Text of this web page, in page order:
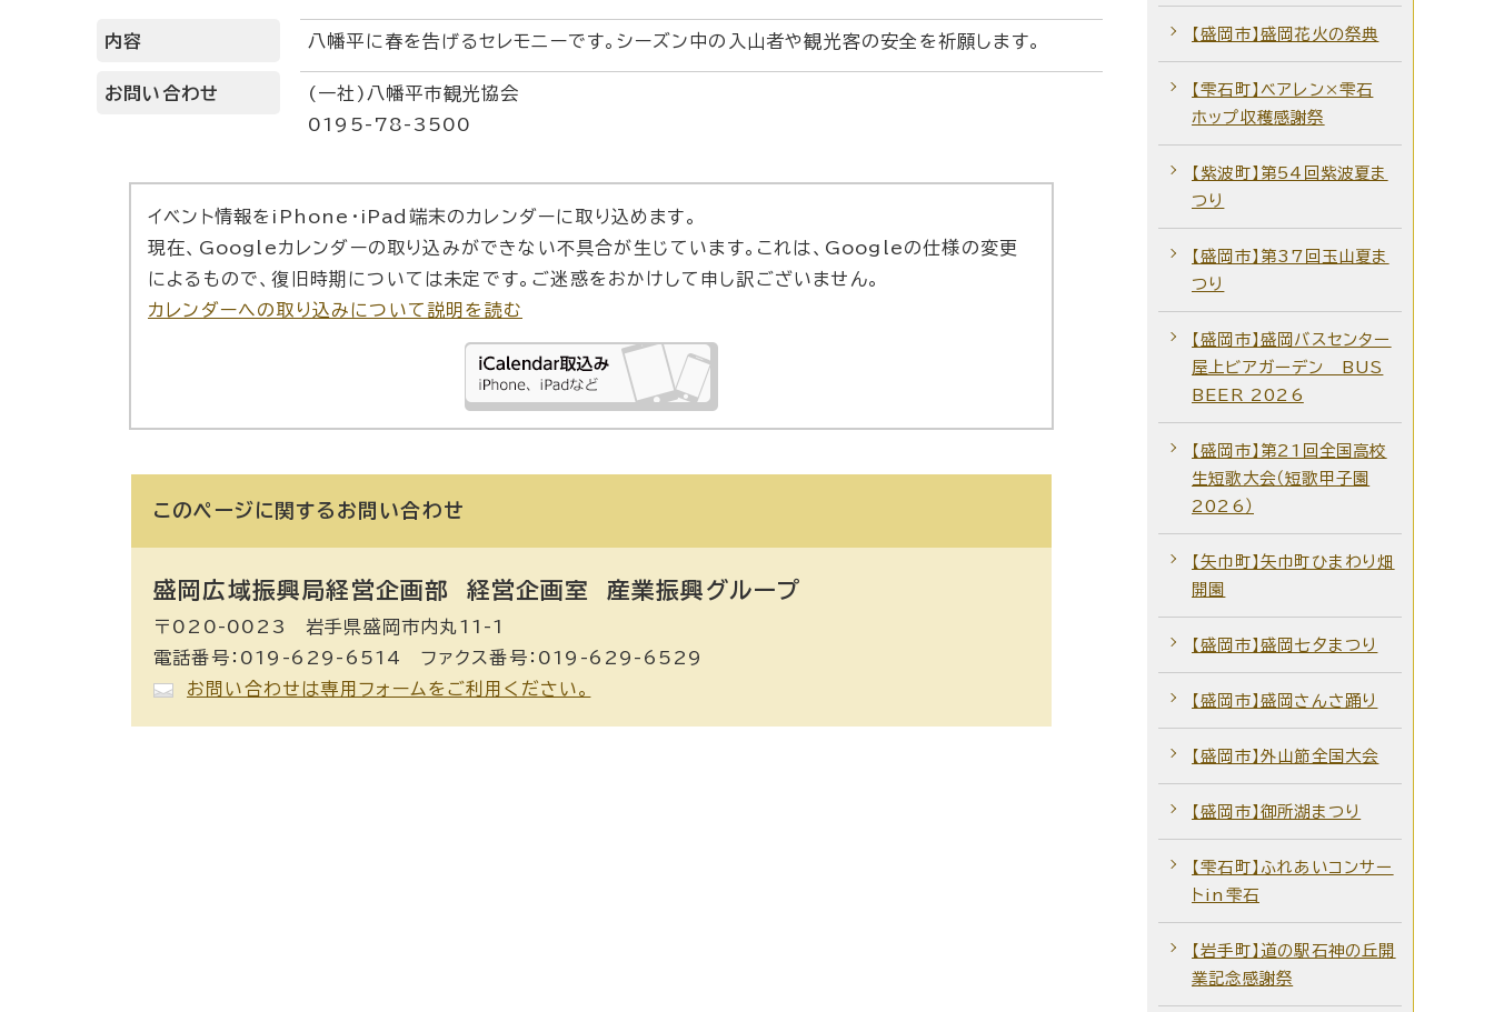
内容 八幡平に春を告げるセレモニーです。シーズン中の入山者や観光客の安全を祈願します。
お問い合わせ
(一社)八幡平市観光協会
0195-78-3500
イベント情報をiPhone・iPad端末のカレンダーに取り込めます。
現在、Googleカレンダーの取り込みができない不具合が生じています。これは、Googleの仕様の変更
によるもので、復旧時期については未定です。ご迷惑をおかけして申し訳ございません。
カレンダーへの取り込みについて説明を読む
このページに関する お問い合わせ
盛岡広域振興局経営企画部 経営企画室 産業振興グループ
〒020-0023 岩手県盛岡市内丸11-1
電話番号：019-629-6514 ファクス番号：019-629-6529
お問い合わせは専用フォームをご利用ください。
【盛岡市】盛岡花火の祭典
【雫石町】ベアレン×雫石
ホップ収穫感謝祭
【紫波町】第54回紫波夏ま
つり
【盛岡市】第37回玉山夏ま
つり
【盛岡市】盛岡バスセンター
屋上ビアガーデン BUS
BEER 2026
【盛岡市】第21回全国高校
生短歌大会（短歌甲子園
2026）
【矢巾町】矢巾町ひまわり畑
開園
【盛岡市】盛岡七夕まつり
【盛岡市】盛岡さんさ踊り
【盛岡市】外山節全国大会
【盛岡市】御所湖まつり
【雫石町】ふれあいコンサー
トin雫石
【岩手町】道の駅石神の丘開
業記念感謝祭